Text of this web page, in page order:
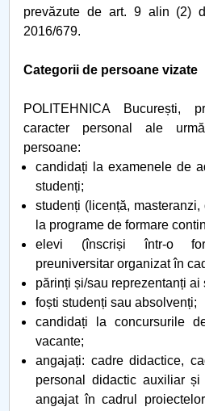
prevăzute de art. 9 alin (2)
2016/679.
Categorii de persoane vizate
POLITEHNICA București,
caracter personal ale
persoane:
candidați la examenele de
studenți;
studenți (licență,
la programe de formare
elevi (înscriși într-o
preuniversitar organizat în
părinți și/sau reprezentanți ai
foști studenți sau absolvenți;
candidați la concursurile
vacante;
angajați: cadre didactice,
personal didactic auxiliar și
angajat în cadrul